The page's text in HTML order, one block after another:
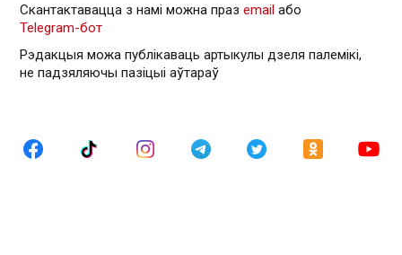
Скантактавацца з намі можна праз email або
Telegram-бот
Рэдакцыя можа публікаваць артыкулы дзеля палемікі,
не падзяляючы пазіцыі аўтараў